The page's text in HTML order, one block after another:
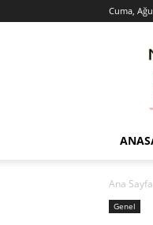
Cuma,
Ana Sayfa
Genel